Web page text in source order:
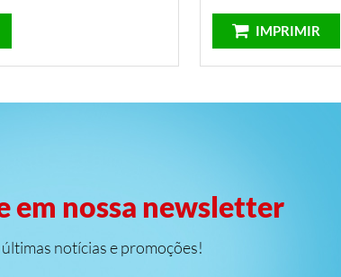
IMPRIMIR
em nossa newsletter
notícias e promoções!